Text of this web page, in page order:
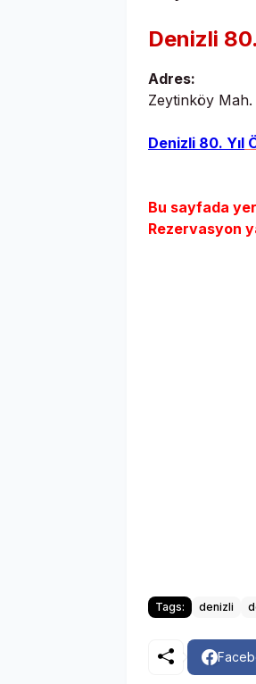
Denizli
Adres:
Zeytinköy
Denizli 80. Yıl
Bu sayfada
Rezervasyon
Tags: denizli